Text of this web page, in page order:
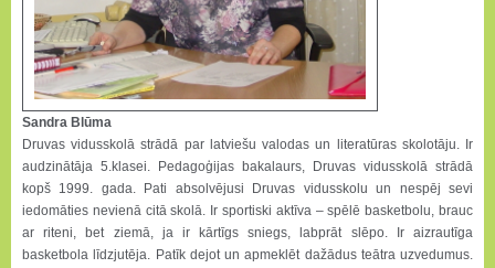
Sandra Blūma
Druvas vidusskolā strādā par latviešu valodas un literatūras skolotāju. Ir
audzinātāja 5.klasei. Pedagoģijas bakalaurs, Druvas vidusskolā strādā
kopš 1999. gada. Pati absolvējusi Druvas vidusskolu un nespēj sevi
iedomāties nevienā citā skolā. Ir sportiski aktīva – spēlē basketbolu, brauc
ar riteni, bet ziemā, ja ir kārtīgs sniegs, labprāt slēpo. Ir aizrautīga
basketbola līdzjutēja. Patīk dejot un apmeklēt dažādus teātra uzvedumus.